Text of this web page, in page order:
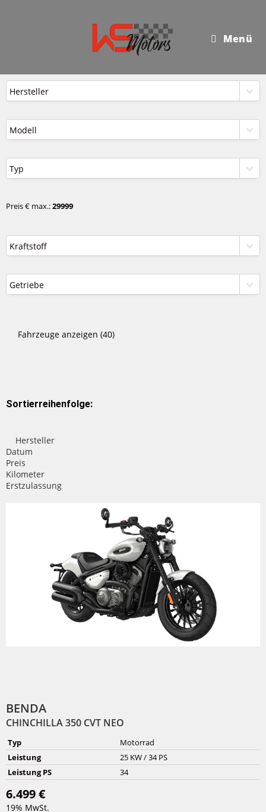
Menü
Hersteller
Modell
Typ
Preis € max.:29999
Kraftstoff
Getriebe
Fahrzeuge anzeigen (40)
Sortierreihenfolge:
Hersteller
Datum
Preis
Kilometer
Erstzulassung
BENDA
CHINCHILLA 350 CVT NEO
Typ
Motorrad
Leistung
25 KW / 34 PS
Leistung PS
34
6.499 €
19% MwSt.